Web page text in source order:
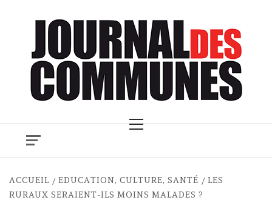
Menu
ACCUEIL EDUCATION, CULTURE, SANTÉ
LES
RURAUX SERAIENT-ILS MOINS MALADES ?